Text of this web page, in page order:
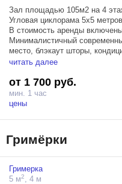
Зал площадью 105м2 на 4
Угловая циклорама 5x5 метров
В стоимость аренды
Минималистичный
место, блэкаут шторы,
2 больших окна 3х4м выходят
На циклораме могут быть
Запись чистого звука не
читать далее
от 1 700 руб.
мин. 1 час
цены
Гримёрки
Гримерка
5 м2 , 4 м